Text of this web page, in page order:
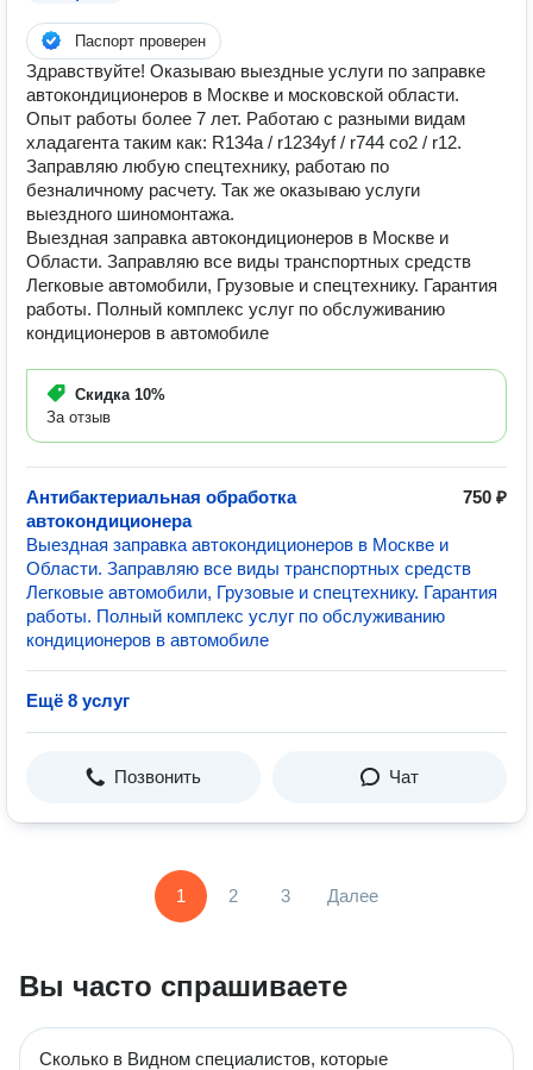
Паспорт проверен
Здравствуйте! Оказываю выездные услуги по заправке
автокондиционеров в Москве и московской области.
Опыт работы более 7 лет. Работаю с разными видам
хладагента таким как: R134a / r1234yf / r744 co2 / r12.
Заправляю любую спецтехнику, работаю по
безналичному расчету. Так же оказываю услуги
выездного шиномонтажа.
Выездная заправка автокондиционеров в Москве и
Области. Заправляю все виды транспортных средств
Легковые автомобили, Грузовые и спецтехнику. Гарантия
работы. Полный комплекс услуг по обслуживанию
кондиционеров в автомобиле
Скидка 10%
За отзыв
Антибактериальная обработка
автокондиционера
750 ₽
Выездная заправка автокондиционеров в Москве и
Области. Заправляю все виды транспортных средств
Легковые автомобили, Грузовые и спецтехнику. Гарантия
работы. Полный комплекс услуг по обслуживанию
кондиционеров в автомобиле
Ещё 8 услуг
Позвонить Чат
1 2 3 Далее
Вы часто спрашиваете
Сколько в Видном специалистов, которые